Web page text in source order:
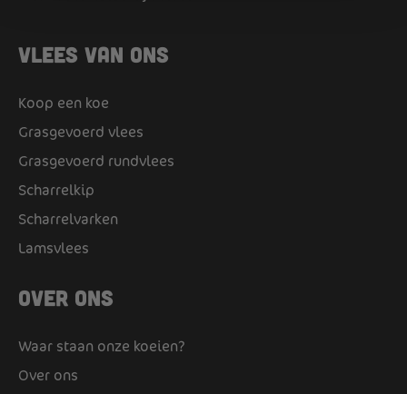
Vlees van ons
Koop een koe
Grasgevoerd vlees
Grasgevoerd rundvlees
Scharrelkip
Scharrelvarken
Lamsvlees
Over ons
Waar staan onze koeien?
Over ons